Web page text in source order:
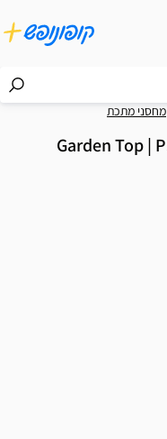
מחסני מתכת